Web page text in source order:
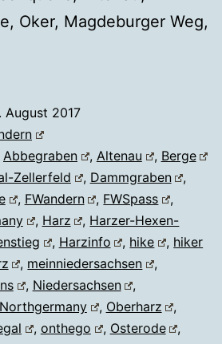
Oker, Magdeburger Weg,
August 2017
Abbegraben , Altenau , Berge
Zellerfeld , Dammgraben
,
, FWandern , FWSpass
,
, Harz , Harzer-Hexen-
, Harzinfo , hike , hiker
, meinniedersachsen
,
, Niedersachsen
,
Northgermany , Oberharz
,
, onthego , Osterode
,